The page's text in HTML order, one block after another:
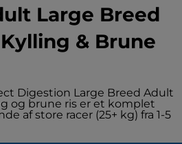
Large Breed
& Brune
Digestion Large Breed Adult
og brune ris er et komplet
af store racer (25+ kg) fra 1-5